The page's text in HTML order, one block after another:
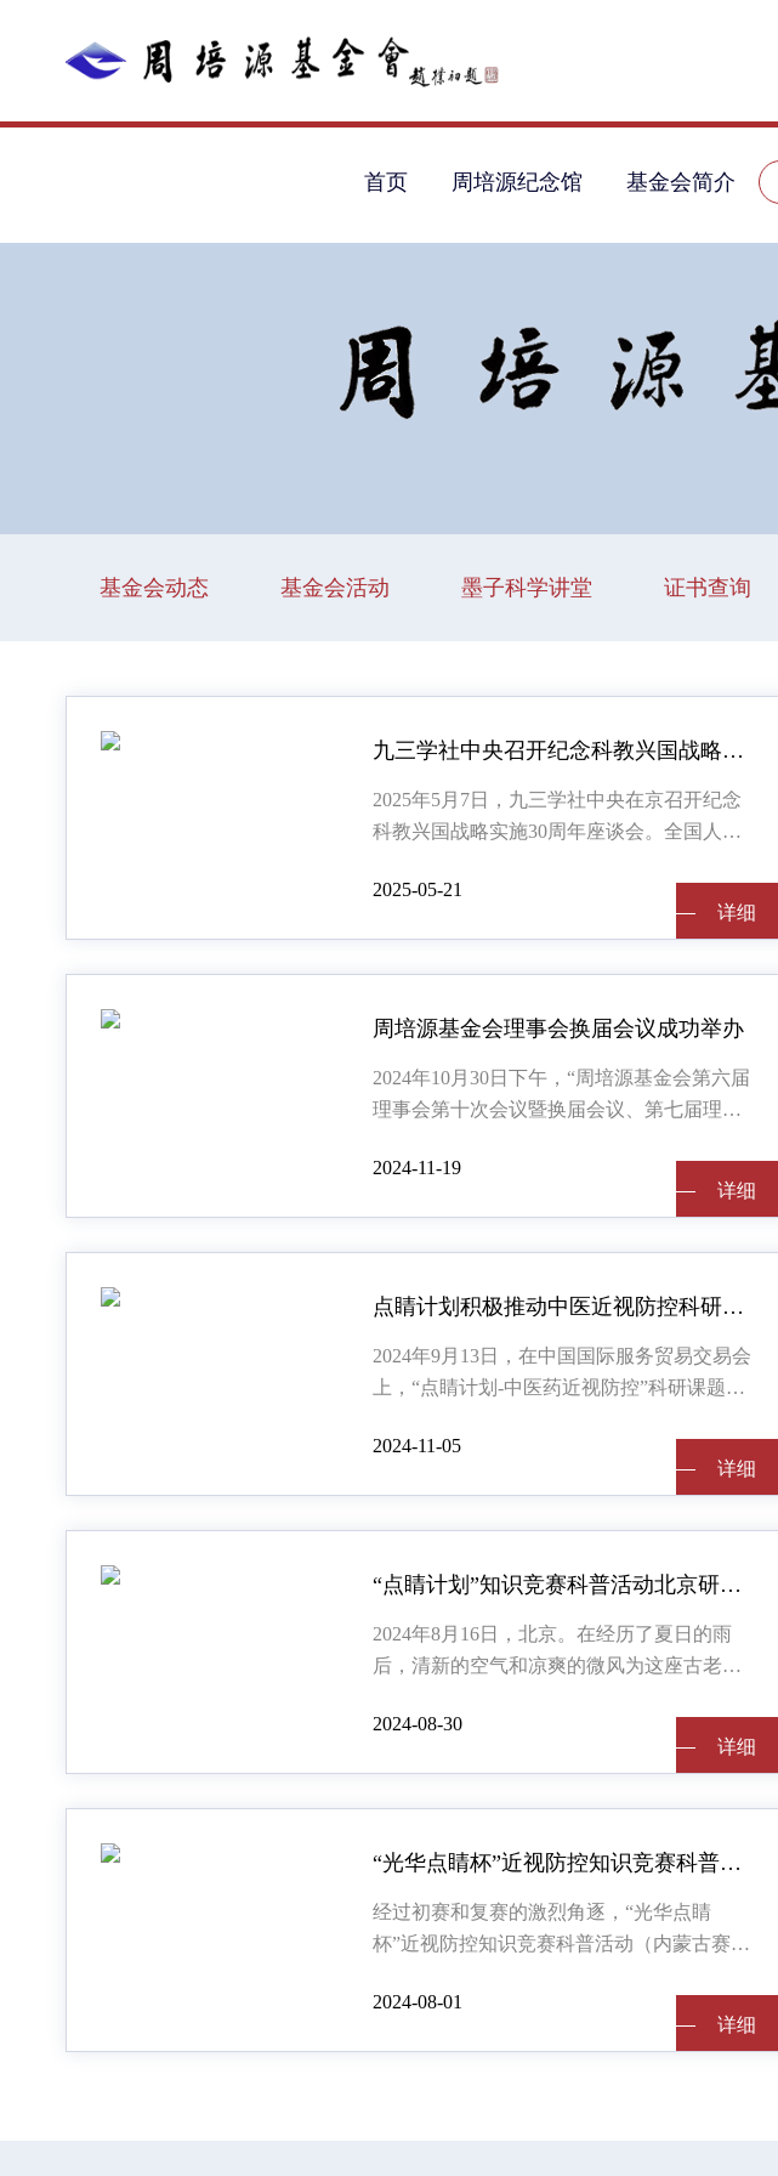
首页 周培源纪念馆 基金会简介
基金会动态 基金会活动 墨子科学讲堂 证书查询
九三学社中央召开纪念科教兴国战略实施30周年座谈会
2025年5月7日，九三学社中央在京召开纪念
科教兴国战略实施30周年座谈会。全国人大
出席会议并讲话，全国政协副主席、九三学
2025-05-21
详细
周培源基金会理事会换届会议成功举办
2024年10月30日下午，“周培源基金会第六届
理事会第十次会议暨换届会议、第七届理事
会和法制委员会副主任、九三学社中央
2024-11-19
详细
点睛计划积极推动中医近视防控科研工作
2024年9月13日，在中国国际服务贸易交易会
上，“点睛计划-中医药近视防控”科研课题正
（WHO）2019年发布了首份《世界视觉报
2024-11-05
详细
“点睛计划”知识竞赛科普活动北京研学之行圆满落幕
2024年8月16日，北京。在经历了夏日的雨
后，清新的空气和凉爽的微风为这座古老而
水带来了一丝湿润，但却也洗净了空气，使
2024-08-30
详细
“光华点睛杯”近视防控知识竞赛科普活动—内蒙古赛区决赛圆满收官
经过初赛和复赛的激烈角逐，“光华点睛
杯”近视防控知识竞赛科普活动（内蒙古赛
终的巅峰对决。 本次活动由中国国际科技促
2024-08-01
详细